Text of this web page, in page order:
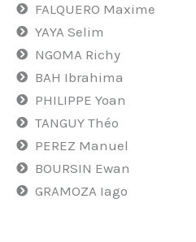
FALQUERO Maxime
YAYA Selim
NGOMA Richy
BAH Ibrahima
PHILIPPE Yoan
TANGUY Théo
PEREZ Manuel
BOURSIN Ewan
GRAMOZA Iago